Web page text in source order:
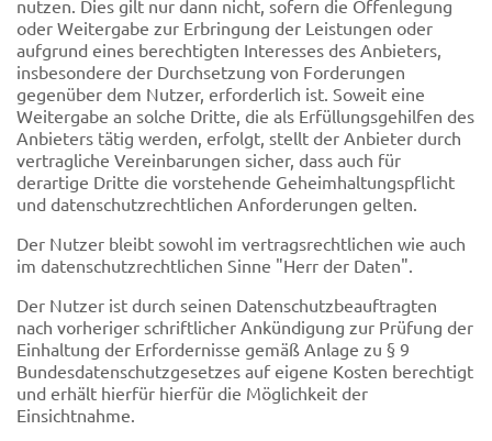
nutzen. Dies gilt nur dann nicht, sofern die Offenlegung
oder Weitergabe zur Erbringung der Leistungen oder
aufgrund eines berechtigten Interesses des Anbieters,
insbesondere der Durchsetzung von Forderungen
gegenüber dem Nutzer, erforderlich ist. Soweit eine
Weitergabe an solche Dritte, die als Erfüllungsgehilfen des
Anbieters tätig werden, erfolgt, stellt der Anbieter durch
vertragliche Vereinbarungen sicher, dass auch für
derartige Dritte die vorstehende Geheimhaltungspflicht
und datenschutzrechtlichen Anforderungen gelten.
Der Nutzer bleibt sowohl im vertragsrechtlichen wie auch
im datenschutzrechtlichen Sinne "Herr der Daten".
Der Nutzer ist durch seinen Datenschutzbeauftragten
nach vorheriger schriftlicher Ankündigung zur Prüfung der
Einhaltung der Erfordernisse gemäß Anlage zu § 9
Bundesdatenschutzgesetzes auf eigene Kosten berechtigt
und erhält hierfür hierfür die Möglichkeit der
Einsichtnahme.